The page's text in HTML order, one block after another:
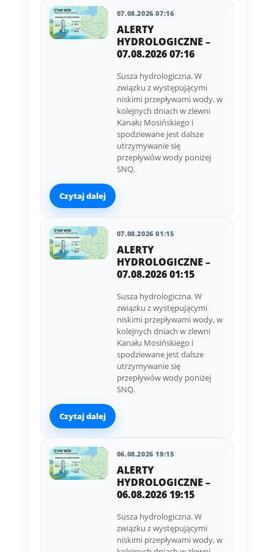
07.08.2026 07:16
ALERTY
HYDROLOGICZNE –
07.08.2026 07:16
Susza hydrologiczna. W
związku z występującymi
niskimi przepływami wody, w
kolejnych dniach w zlewni
Kanału Mosińskiego i
spodziewane jest dalsze
utrzymywanie się
przepływów wody poniżej
SNQ.
Czytaj dalej
07.08.2026 01:15
ALERTY
HYDROLOGICZNE –
07.08.2026 01:15
Susza hydrologiczna. W
związku z występującymi
niskimi przepływami wody, w
kolejnych dniach w zlewni
Kanału Mosińskiego i
spodziewane jest dalsze
utrzymywanie się
przepływów wody poniżej
SNQ.
Czytaj dalej
06.08.2026 19:15
ALERTY
HYDROLOGICZNE –
06.08.2026 19:15
Susza hydrologiczna. W
związku z występującymi
niskimi przepływami wody, w